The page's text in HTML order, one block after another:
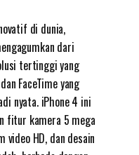
di dunia,
dari
tertinggi yang
FaceTime yang
nyata. iPhone 4 ini
fitur kamera 5 mega
video HD, dan desain